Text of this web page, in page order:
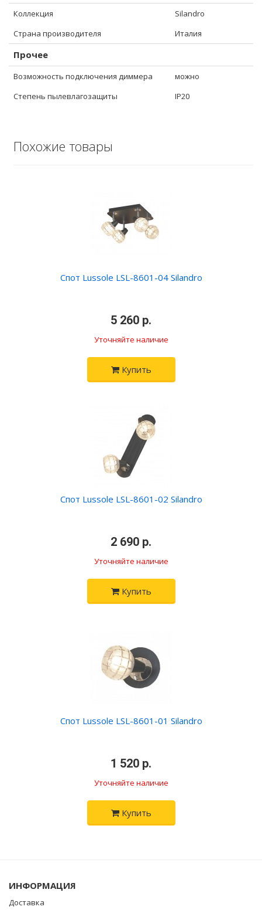
Коллекция
Silandro
Страна производителя
Италия
Прочее
Возможность подключения диммера
можно
Степень пылевлагозащиты
IP20
Похожие товары
Спот Lussole LSL-8601-04 Silandro
5 260 р.
Уточняйте наличие
Купить
Спот Lussole LSL-8601-02 Silandro
2 690 р.
Уточняйте наличие
Купить
Спот Lussole LSL-8601-01 Silandro
1 520 р.
Уточняйте наличие
Купить
ИНФОРМАЦИЯ
Доставка